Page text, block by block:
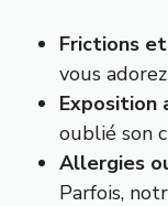
Frictions
vous
Exposition
oublié son
Allergies
Parfois,